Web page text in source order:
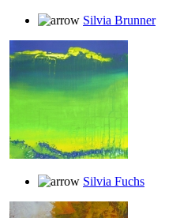
Silvia Brunner
Silvia Fuchs